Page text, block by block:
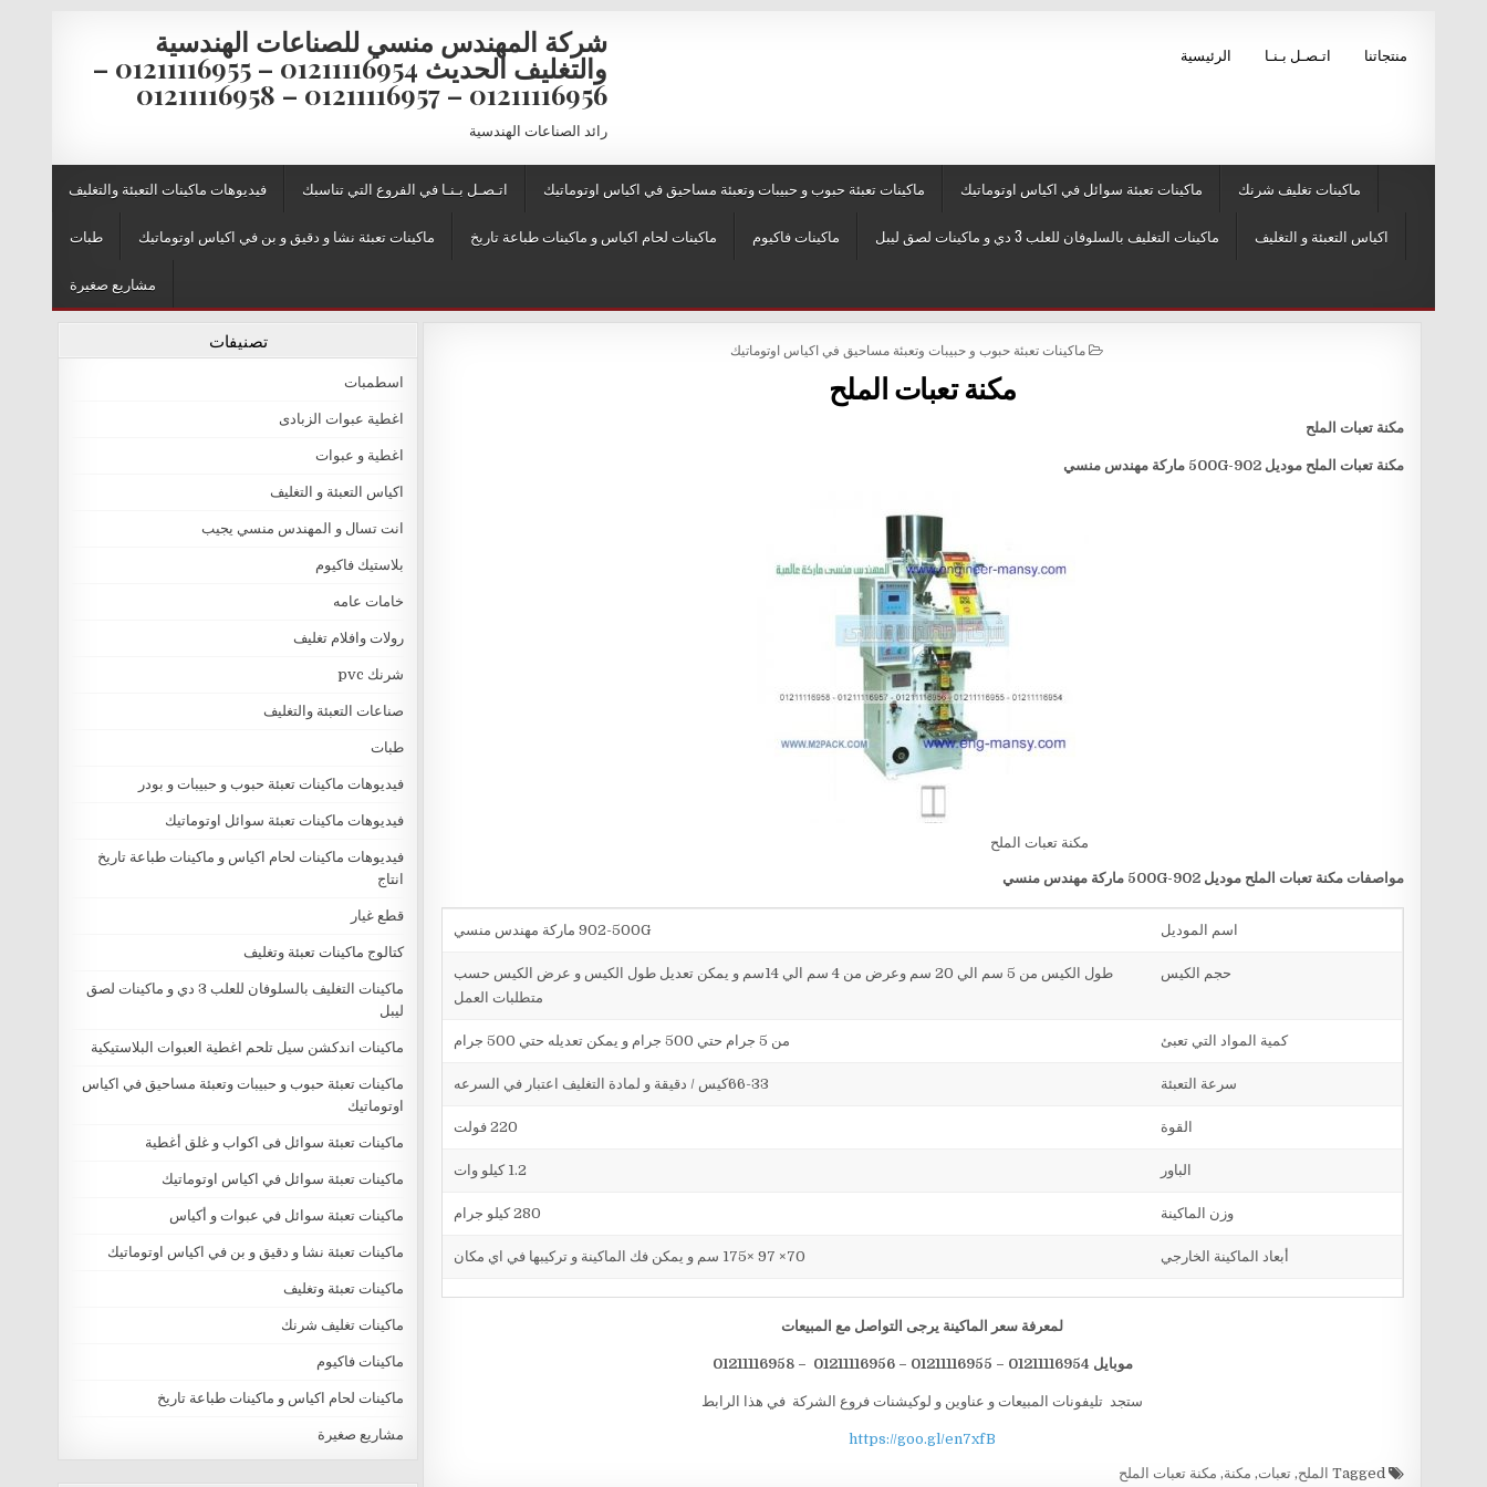
شركة المهندس منسي للصناعات الهندسية
والتغليف الحديث 01211116954 – 01211116955 –
01211116956 – 01211116957 – 01211116958
رائد الصناعات الهندسية
الرئيسية اتـصـل بـنـا منتجاتنا
فيديوهات ماكينات التعبئة والتغليف اتـصـل بـنـا في الفروع التي تناسبك ماكينات تعبئة حبوب و حبيبات وتعبئة مساحيق في اكياس اوتوماتيك ماكينات تعبئة سوائل في اكياس اوتوماتيك ماكينات تغليف شرنك
طبات ماكينات تعبئة نشا و دقيق و بن في اكياس اوتوماتيك ماكينات لحام اكياس و ماكينات طباعة تاريخ ماكينات فاكيوم ماكينات التغليف بالسلوفان للعلب 3 دي و ماكينات لصق ليبل اكياس التعبئة و التغليف
مشاريع صغيرة
POSTED IN
ماكينات تعبئة حبوب و حبيبات وتعبئة مساحيق في اكياس اوتوماتيك
مكنة تعبات الملح
مكنة تعبات الملح
مكنة تعبات الملح موديل902-500G ماركة مهندس منسي
مكنة تعبات الملح
مواصفات مكنة تعبات الملحموديل902-500G ماركة مهندس منسي
اسم الموديل 902-500G ماركة مهندس منسي
حجم الكيس
طول الكيس من 5 سم الي 20 سم وعرض من 4 سم الي 14سم و يمكن تعديل طول الكيس و عرض الكيس حسب
متطلبات العمل
كمية المواد التي تعبئ من 5 جرام حتي 500 جرام و يمكن تعديله حتي 500 جرام
سرعة التعبئة
القوة
الباور 1.2 كيلو وات
وزن الماكينة
أبعاد الماكينة الخارجي
لمعرفة سعر الماكينة يرجى التواصل مع المبيعات
موبايل 01211116954 – 01211116955 – 01211116956 – 01211116958
ستجد تليفونات المبيعات و عناوين و لوكيشنات فروع الشركة في هذا الرابط
https://goo.gl/en7xfB
Tagged الملح,تعبات, مكنة, مكنة تعبات الملح
تصنيفات
اسطمبات
اغطية عبوات الزبادى
اغطية و عبوات
اكياس التعبئة و التغليف
انت تسال و المهندس منسي يجيب
بلاستيك فاكيوم
خامات عامه
رولات وافلام تغليف
شرنك pvc
صناعات التعبئة والتغليف
طبات
فيديوهات ماكينات تعبئة حبوب و حبيبات و بودر
فيديوهات ماكينات تعبئة سوائل اوتوماتيك
فيديوهات ماكينات لحام اكياس و ماكينات طباعة تاريخ
انتاج
قطع غيار
كتالوج ماكينات تعبئة وتغليف
ماكينات التغليف بالسلوفان للعلب 3 دي و ماكينات لصق
ليبل
ماكينات اندكشن سيل تلحم اغطية العبوات البلاستيكية
ماكينات تعبئة حبوب و حبيبات وتعبئة مساحيق في اكياس
اوتوماتيك
ماكينات تعبئة سوائل فى اكواب و غلق أغطية
ماكينات تعبئة سوائل في اكياس اوتوماتيك
ماكينات تعبئة سوائل في عبوات و أكياس
ماكينات تعبئة نشا و دقيق و بن في اكياس اوتوماتيك
ماكينات تعبئة وتغليف
ماكينات تغليف شرنك
ماكينات فاكيوم
ماكينات لحام اكياس و ماكينات طباعة تاريخ
مشاريع صغيرة